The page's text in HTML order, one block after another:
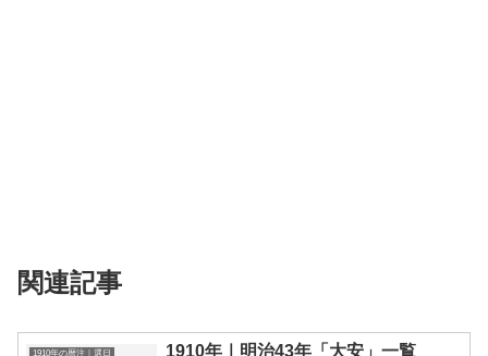
関連記事
1910年の暦注｜選日 1910年｜明治43年「大安」一覧